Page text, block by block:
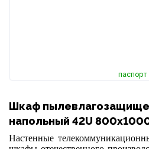
паспорт
Шкаф
напольный 42U
Настенные